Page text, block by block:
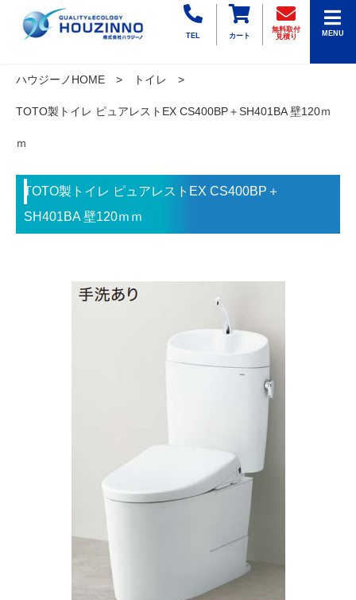
TEL カート
無料取付
見積り
MENU
ハウジーノHOME トイレ
TOTO製トイレ ピュアレストEX CS400BP＋SH401BA 壁120ｍ
ｍ
TOTO製トイレ ピュアレストEX CS400BP＋
SH401BA 壁120ｍｍ